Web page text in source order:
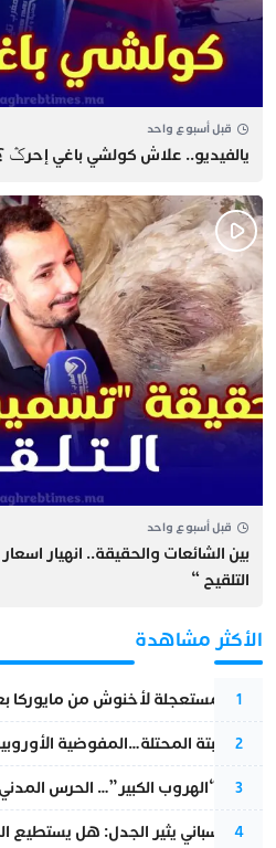
قبل أسبوع واحد
يالفيديو.. علاش كولشي باغي إحرݣ
قبل أسبوع واحد
بين الشائعات والحقيقة.. انهيار
التلقيح “
الأكثر مشاهدة
1
عودة مستعجلة لأخنوش من مايوركا
2
أزمة سبتة المحتلة…المفوضية
3
عملية “الهروب الكبير”… الحرس
4
تقرير إسباني يثير الجدل: هل